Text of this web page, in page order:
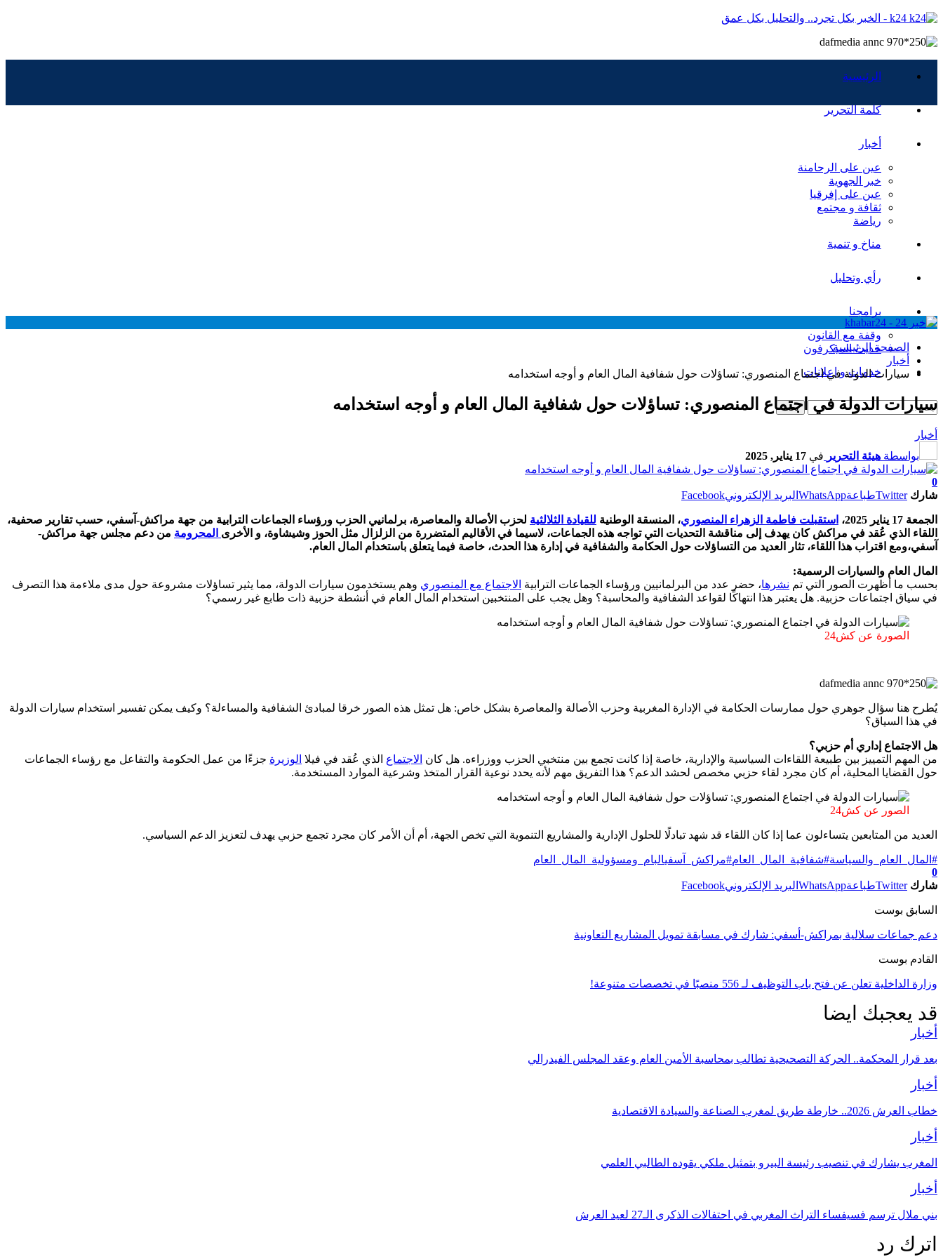
k24 - الخبر بكل تجرد.. والتحليل بكل عمق
الرئيسية
كلمة التحرير
أخبار
عين على الرحامنة
خبر الجهوية
عين على إفرقيا
ثقافة و مجتمع
رياضة
مناخ و تنمية
رأي وتحليل
برامجنا
وقفة مع القانون
حديث الميكرفون
خدمات و إعلانات
الصفحة الرئيسية
أخبار
سيارات الدولة في اجتماع المنصوري: تساؤلات حول شفافية المال العام و أوجه استخدامه
سيارات الدولة في اجتماع المنصوري: تساؤلات حول شفافية المال العام و أوجه استخدامه
أخبار
بواسطة هيئة التحرير في 17 يناير, 2025
0
شارك TwitterطباعةWhatsApp البريد الإلكترونيFacebook
الجمعة 17 يناير 2025، استقبلت فاطمة الزهراء المنصوري، المنسقة الوطنية للقيادة الثلالثية لحزب الأصالة والمعاصرة، برلمانيي الحزب ورؤساء الجماعات الترابية من جهة مراكش-آسفي، حسب تقارير صحفية،
اللقاء الذي عُقد في مراكش كان يهدف إلى مناقشة التحديات التي تواجه هذه الجماعات، لاسيما في الأقاليم المتضررة من الزلزال مثل الحوز وشيشاوة، و الأخرى المحرومة من دعم مجلس جهة مراكش-
آسفي،ومع اقتراب هذا اللقاء، تثار العديد من التساؤلات حول الحكامة والشفافية في إدارة هذا الحدث، خاصة فيما يتعلق باستخدام المال العام.
المال العام والسيارات الرسمية:
بحسب ما أظهرت الصور التي تم نشرها، حضر عدد من البرلمانيين ورؤساء الجماعات الترابية الاجتماع مع المنصوري وهم يستخدمون سيارات الدولة، مما يثير تساؤلات مشروعة حول مدى ملاءمة هذا التصرف
في سياق اجتماعات حزبية. هل يعتبر هذا انتهاكًا لقواعد الشفافية والمحاسبة؟ وهل يجب على المنتخبين استخدام المال العام في أنشطة حزبية ذات طابع غير رسمي؟
الصورة عن كش24
يُطرح هنا سؤال جوهري حول ممارسات الحكامة في الإدارة المغربية وحزب الأصالة والمعاصرة بشكل خاص: هل تمثل هذه الصور خرقا لمبادئ الشفافية والمساءلة؟ وكيف يمكن تفسير استخدام سيارات الدولة
في هذا السياق؟
هل الاجتماع إداري أم حزبي؟
من المهم التمييز بين طبيعة اللقاءات السياسية والإدارية، خاصة إذا كانت تجمع بين منتخبي الحزب ووزراءه. هل كان الاجتماع الذي عُقد في فيلا الوزيرة جزءًا من عمل الحكومة والتفاعل مع رؤساء الجماعات
حول القضايا المحلية، أم كان مجرد لقاء حزبي مخصص لحشد الدعم؟ هذا التفريق مهم لأنه يحدد نوعية القرار المتخذ وشرعية الموارد المستخدمة.
الصور عن كش24
العديد من المتابعين يتساءلون عما إذا كان اللقاء قد شهد تبادلًا للحلول الإدارية والمشاريع التنموية التي تخص الجهة، أم أن الأمر كان مجرد تجمع حزبي يهدف لتعزيز الدعم السياسي.
#المال_العام_والسياسة#شفافية_المال_العام#مراكش_آسفيالبام_ومسؤولية_المال_العام
0
شارك TwitterطباعةWhatsApp البريد الإلكترونيFacebook
السابق بوست
دعم جماعات سلالية بمراكش-أسفي: شارك في مسابقة تمويل المشاريع التعاونية
القادم بوست
وزارة الداخلية تعلن عن فتح باب التوظيف لـ 556 منصبًا في تخصصات متنوعة!
قد يعجبك ايضا
أخبار
بعد قرار المحكمة.. الحركة التصحيحية تطالب بمحاسبة الأمين العام وعقد المجلس الفيدرالي
أخبار
خطاب العرش 2026.. خارطة طريق لمغرب الصناعة والسيادة الاقتصادية
أخبار
المغرب يشارك في تنصيب رئيسة البيرو بتمثيل ملكي يقوده الطالبي العلمي
أخبار
بني ملال ترسم فسيفساء التراث المغربي في احتفالات الذكرى الـ27 لعيد العرش
اترك رد